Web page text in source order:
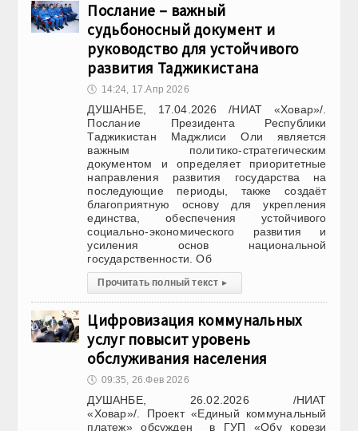
Послание – важный
судьбоносный документ и
руководство для устойчивого
развития Таджикистана
🕔 14:24, 17.Апр 2026
ДУШАНБЕ, 17.04.2026 /НИАТ «Ховар»/.
Послание Президента Республики
Таджикистан Маджлиси Оли является
важным политико-стратегическим
документом и определяет приоритетные
направления развития государства на
последующие периоды, также создаёт
благоприятную основу для укрепления
единства, обеспечения устойчивого
социально-экономического развития и
усиления основ национальной
государственности. Об
Прочитать полный текст ▸
Цифровизация коммунальных
услуг повысит уровень
обслуживания населения
🕔 09:35, 26.Фев 2026
ДУШАНБЕ, 26.02.2026 /НИАТ
«Ховар»/. Проект «Единый коммунальный
платеж» обсужден в ГУП «Обу корези